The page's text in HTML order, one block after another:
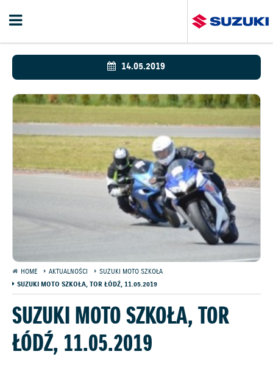
14.05.2019
HOME AKTUALNOŚCI
SUZUKI MOTO SZKOŁA
SUZUKI MOTO SZKOŁA, TOR ŁÓDŹ, 11.05.2019
SUZUKI MOTO SZKOŁA, TOR
ŁÓDŹ, 11.05.2019